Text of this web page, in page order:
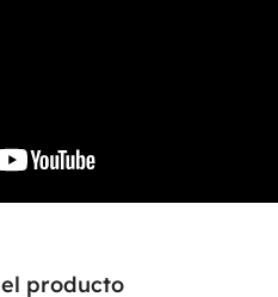
producto